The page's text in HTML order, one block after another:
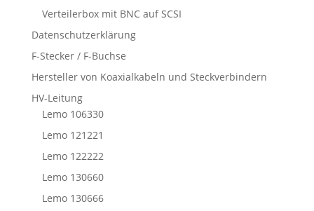
Verteilerbox mit BNC auf SCSI
Datenschutzerklärung
F-Stecker / F-Buchse
Hersteller von Koaxialkabeln und Steckverbindern
HV-Leitung
Lemo 106330
Lemo 121221
Lemo 122222
Lemo 130660
Lemo 130666